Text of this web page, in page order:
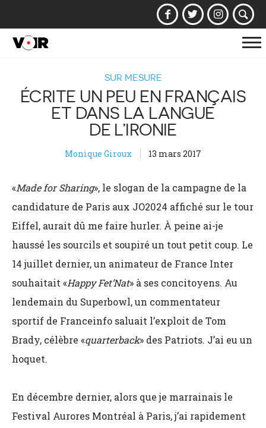
SUR MESURE
ÉCRITE UN PEU EN FRANÇAIS
ET DANS LA LANGUE
DE L’IRONIE
Monique Giroux 13 mars 2017
«Made for Sharing», le slogan de la campagne de la
candidature de Paris aux JO2024 affiché sur le tour
Eiffel, aurait dû me faire hurler. À peine ai-je
haussé les sourcils et soupiré un tout petit coup. Le
14 juillet dernier, un animateur de France Inter
souhaitait «Happy Fet’Nat» à ses concitoyens. Au
lendemain du Superbowl, un commentateur
sportif de Franceinfo saluait l’exploit de Tom
Brady, célèbre «quarterback» des Patriots. J’ai eu un
hoquet.
En décembre dernier, alors que je marrainais le
Festival Aurores Montréal à Paris, j’ai rapidement